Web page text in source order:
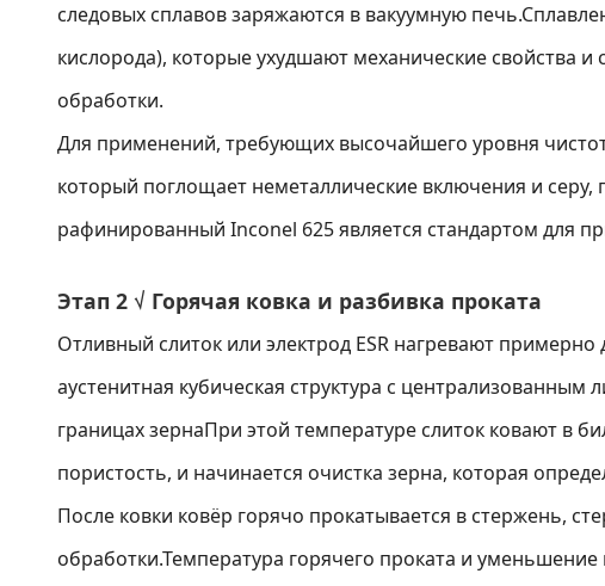
следовых сплавов заряжаются в вакуумную
кислорода), которые ухудшают механические свойства и
обработки.
Для применений, требующих высочайшего уровня
который поглощает неметаллические включения и
рафинированный Inconel 625 является стандартом для
Этап 2 √ Горячая ковка и разбивка проката
Отливный слиток или электрод ESR нагревают примерно
аустенитная кубическая структура с
границах зернаПри этой температуре слиток ковают в
пористость, и начинается очистка зерна, которая
После ковки ковёр горячо прокатывается в стержень,
обработки.Температура горячего проката и